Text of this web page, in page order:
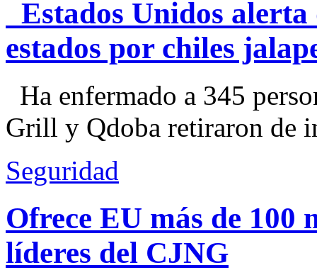
Estados Unidos alerta
estados por chiles
Ha enfermado a 345
Grill y Qdoba retiraron de
Seguridad
Ofrece EU más de 100
líderes del CJNG